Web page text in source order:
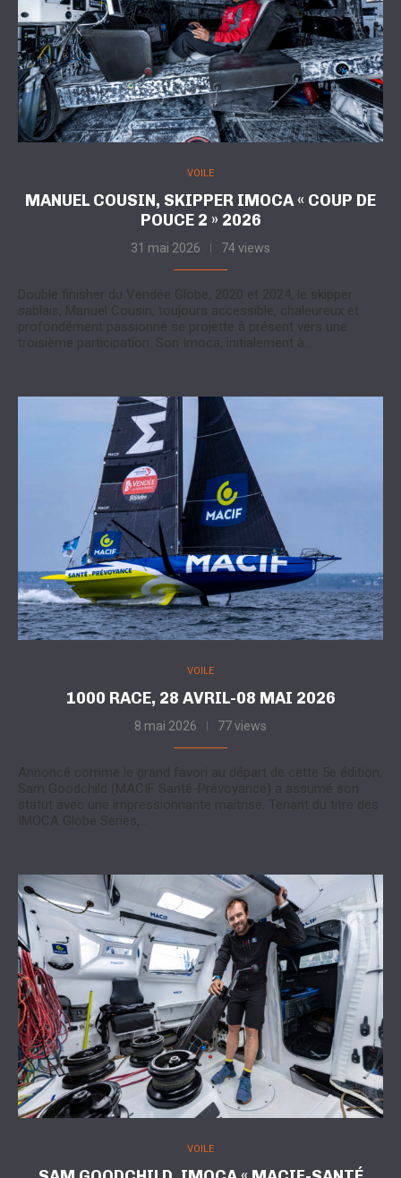
VOILE
MANUEL COUSIN, SKIPPER IMOCA « COUP DE
POUCE 2 » 2026
31 mai 2026 74 views
Double finisher du Vendée Globe, 2020 et 2024, le skipper
sablais, Manuel Cousin, toujours accessible, chaleureux et
profondément passionné se projette à présent vers une
troisième participation. Son Imoca, initialement à…
VOILE
1000 RACE, 28 AVRIL-08 MAI 2026
8 mai 2026 77 views
Annoncé comme le grand favori au départ de cette 5e édition,
Sam Goodchild (MACIF Santé-Prévoyance) a assumé son
statut avec une impressionnante maîtrise. Tenant du titre des
IMOCA Globe Series,…
VOILE